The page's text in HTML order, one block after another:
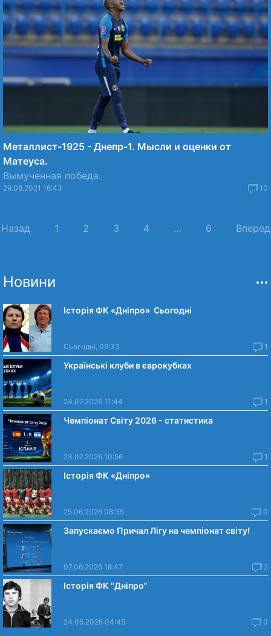
Металлист-1925 - Днепр-1. Мысли и оценки от
Матеуса.
Вымученная победа.
29.08.2021 16:43 10
1 2 3 4 … 6
Новини
Історія ФК «Дніпро» Сьогодні
Сьогодні, 09:33 1
Українські клуби в єврокубках
24.07.2026 11:44 1
Чемпіонат Світу 2026 - статистика
23.07.2026 10:56 1
Історія ФК «Дніпро»
25.06.2026 08:35 0
Запускаємо Причал Лігу на чемпіонат світу!
07.06.2026 18:47 2
Історія ФК "Дніпро"
24.05.2026 04:45 0